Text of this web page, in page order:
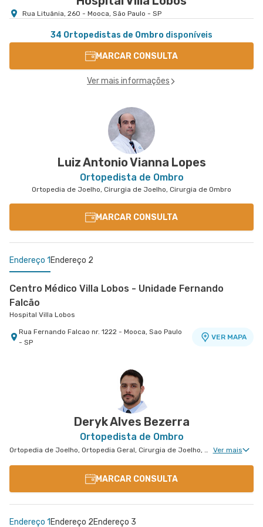
Rua Lituânia, 260 - Mooca, São Paulo - SP
34 Ortopedistas de Ombro disponíveis
MARCAR CONSULTA
Ver mais informações
Luiz Antonio Vianna Lopes
Ortopedista de Ombro
Ortopedia de Joelho, Cirurgia de Joelho, Cirurgia de Ombro
MARCAR CONSULTA
Endereço 1 Endereço 2
Centro Médico Villa Lobos - Unidade Fernando
Falcão
Hospital Villa Lobos
Rua Fernando Falcao nr. 1222 - Mooca, Sao Paulo
- SP
VER MAPA
Hospital e Maternidade São Luiz Anália Franco
Rua Antonio Camardo nr. 856 - Tatuape, Sao
Deryk Alves Bezerra
Ortopedista de Ombro
Ortopedia de Joelho, Ortopedia Geral, Cirurgia de Joelho, Cirurgia de Ombro Ver mais
MARCAR CONSULTA
Endereço 1 Endereço 2Endereço 3